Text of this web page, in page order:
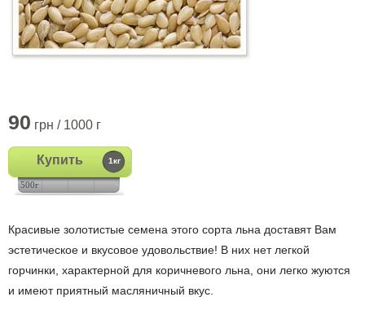
90 грн / 1000 г
Купить 1кг
500г
Красивые золотистые семена этого сорта льна доставят Вам
эстетическое и вкусовое удовольствие! В них нет легкой
горчинки, характерной для коричневого льна, они легко жуются
и имеют приятный масляничный вкус.